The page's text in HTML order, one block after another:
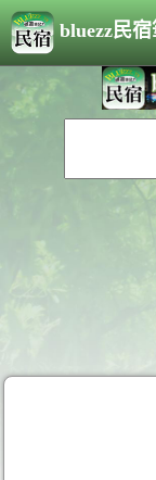
bluezz民